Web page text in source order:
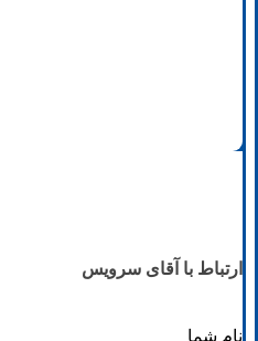
ارتباط با آقای سرویس
نام شما